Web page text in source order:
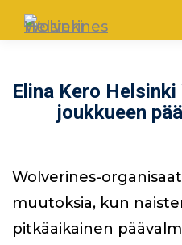
Elina Kero
joukkueen
Wolverines-
muutoksia, kun
pitkäaikainen